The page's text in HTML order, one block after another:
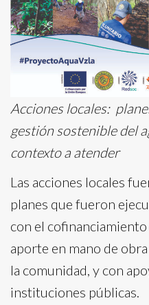
Acciones locales:
gestión sostenible del
contexto a atender
Las acciones locales
planes que fueron
con el
aporte en mano de
la comunidad, y con
instituciones públicas.